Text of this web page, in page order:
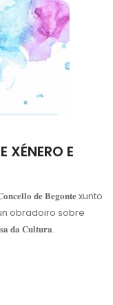
XÉNERO E
𝐝𝐞 𝐁𝐞𝐠𝐨𝐧𝐭𝐞 xunto
obradoiro sobre
𝐂𝐮𝐥𝐭𝐮𝐫𝐚.